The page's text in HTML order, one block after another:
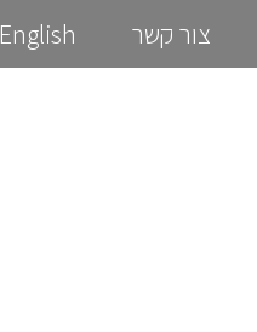
צור קשר English